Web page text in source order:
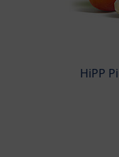
HiPP